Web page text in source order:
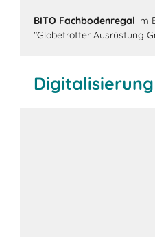
BITO Fachbodenregal im
"Globetrotter Ausrüstung
Digitalisierung